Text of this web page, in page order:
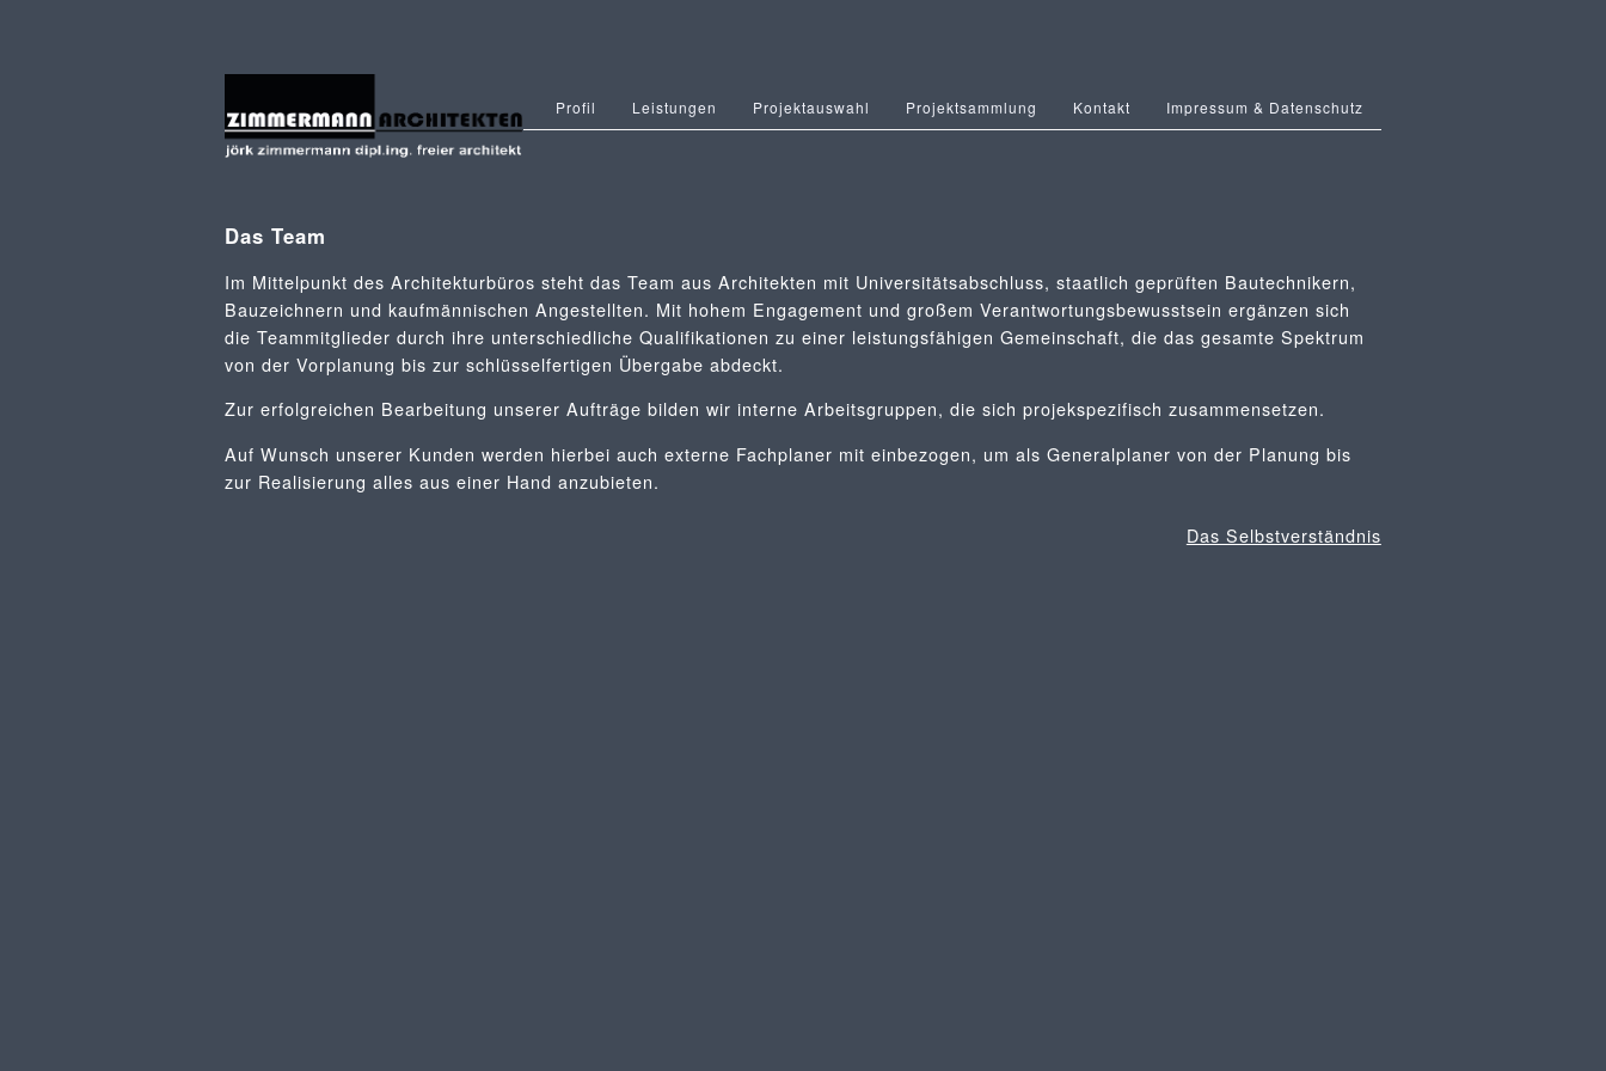
Profil Leistungen Projektauswahl Projektsammlung Kontakt Impressum & Datenschutz
Das Team
Im Mittelpunkt des Architekturbüros steht das Team aus Architekten mit Universitätsabschluss, staatlich geprüften Bautechnikern,
Bauzeichnern und kaufmännischen Angestellten. Mit hohem Engagement und großem Verantwortungsbewusstsein ergänzen sich
die Teammitglieder durch ihre unterschiedliche Qualifikationen zu einer leistungsfähigen Gemeinschaft, die das gesamte Spektrum
von der Vorplanung bis zur schlüsselfertigen Übergabe abdeckt.
Zur erfolgreichen Bearbeitung unserer Aufträge bilden wir interne Arbeitsgruppen, die sich projekspezifisch zusammensetzen.
Auf Wunsch unserer Kunden werden hierbei auch externe Fachplaner mit einbezogen, um als Generalplaner von der Planung bis
zur Realisierung alles aus einer Hand anzubieten.
Das Selbstverständnis